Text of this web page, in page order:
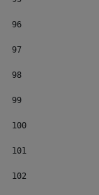
96
97
98
99
100
101
102